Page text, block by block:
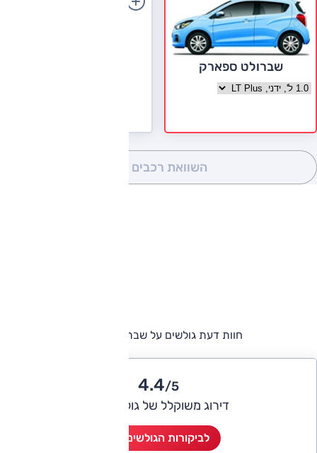
שברולט ספארק
בחר גרסה שברולט ספארק
השוואת רכבים
חוות דעת גולשים על שברולט ספארק
4.4/5
דירוג משוקלל של גולשי אוטו
לביקורות הגולשים (7)